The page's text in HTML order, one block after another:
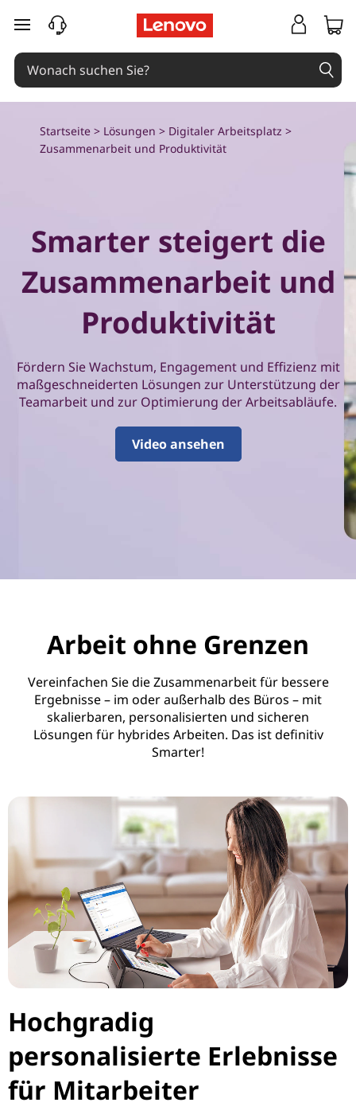
Z
u
t
v
t
ä
t
zum Hauptinhalt springen
Startseite > Lösungen > Digitaler Arbeitsplatz >
Zusammenarbeit und Produktivität
Smarter steigert die
Zusammenarbeit und
Produktivität
Fördern Sie Wachstum, Engagement und Effizienz mit
maßgeschneiderten Lösungen zur Unterstützung der
Teamarbeit und zur Optimierung der Arbeitsabläufe.
Video ansehen
Arbeit ohne Grenzen
Vereinfachen Sie die Zusammenarbeit für bessere
Ergebnisse – im oder außerhalb des Büros – mit
skalierbaren, personalisierten und sicheren
Lösungen für hybrides Arbeiten. Das ist definitiv
Smarter!
Hochgradig
personalisierte Erlebnisse
für Mitarbeiter